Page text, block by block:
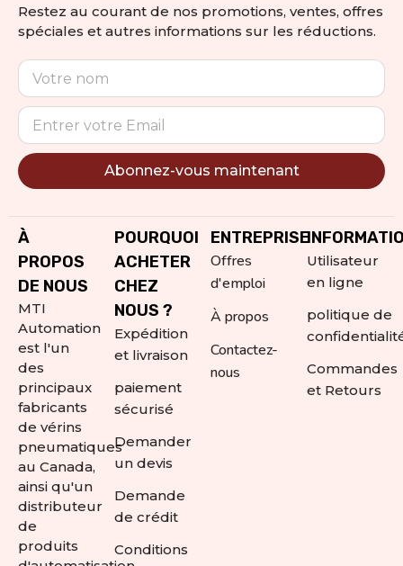
Restez au courant de nos promotions, ventes, offres
spéciales et autres informations sur les réductions.
Abonnez-vous maintenant
À
PROPOS
DE NOUS
MTI
Automation
est l'un
des
principaux
fabricants
de vérins
pneumatiques
au Canada,
ainsi qu'un
distributeur
de
produits
POURQUOI
ACHETER
CHEZ
NOUS ?
Expédition
et livraison
paiement
sécurisé
Demander
un devis
Demande
de crédit
Conditions
ENTREPRISE
Offres
d'emploi
À propos
Contactez-
nous
Utilisateur
en ligne
politique de
Commandes
et Retours